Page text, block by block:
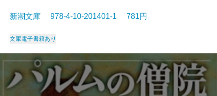
新潮文庫 978-4-10-201401-1 781円
文庫電子書籍あり